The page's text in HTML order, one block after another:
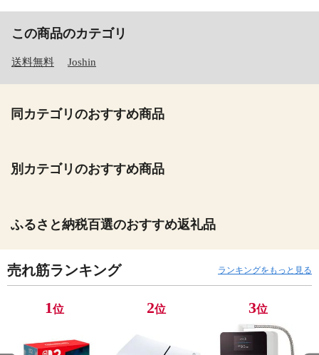
この商品のカテゴリ
送料無料 Joshin
同カテゴリのおすすめ商品
別カテゴリのおすすめ商品
ふるさと納税百選のおすすめ返礼品
売れ筋ランキング ランキングをもっと見る
1位 2位 3位